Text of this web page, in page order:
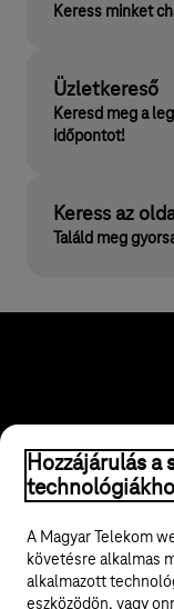
Keress minket
Üzletkereső
Keresd meg a
időpontot!
Keress az
Találd meg
© 2026 Magyar
ÁSZF
Hozzájárulás a
A Magyar Telekom
követésre alkalmas
alkalmazott
eszközödön, vagy